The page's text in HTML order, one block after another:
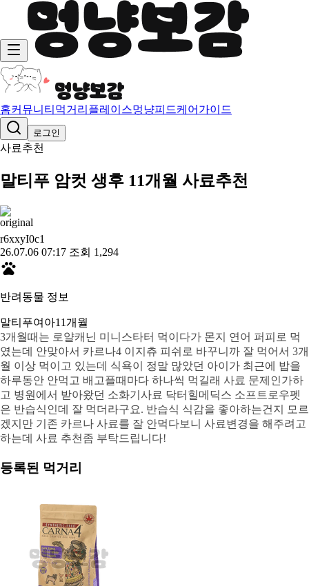
홈커뮤니티 먹거리 플레이스멍냥피드케어가이드
로그인
사료추천
말티푸 암컷 생후 11개월 사료추천
r6xxyI0c1
26.07.06 07:17 조회 1,294
반려동물 정보
말티푸여아11개월
3개월때는 로얄캐닌 미니스타터 먹이다가 몬지 연어 퍼피로 먹
였는데 안맞아서 카르나4 이지츄 피쉬로 바꾸니까 잘 먹어서 3개
월 이상 먹이고 있는데 식욕이 정말 많았던 아이가 최근에 밥을
하루동안 안먹고 배고플때마다 하나씩 먹길래 사료 문제인가하
고 병원에서 받아왔던 소화기사료 닥터힐메딕스 소프트로우펫
은 반습식인데 잘 먹더라구요. 반습식 식감을 좋아하는건지 모르
겠지만 기존 카르나 사료를 잘 안먹다보니 사료변경을 해주려고
하는데 사료 추천좀 부탁드립니다!
등록된 먹거리